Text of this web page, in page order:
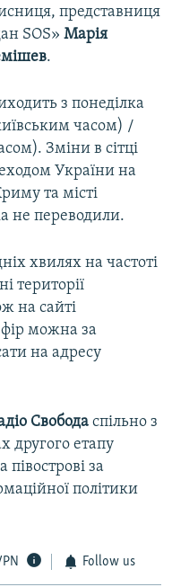
представниця
SOS» Марія
.
з понеділка
часом) /
Зміни в сітці
України на
та місті
не переводили.
хвилях на частоті
території
на сайті
можна за
на адресу
Свобода спільно з
другого етапу
за
політики
Follow us